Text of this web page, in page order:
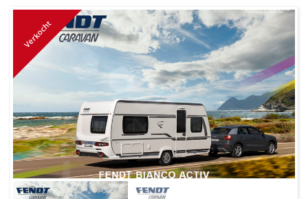
Verkocht